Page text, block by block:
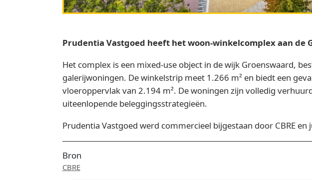
Prudentia Vastgoed heeft het woon-winkelcomplex aan de
Het complex is een mixed-use object in de wijk Groenswaard,
galerijwoningen. De winkelstrip meet 1.266 m² en biedt een
vloeroppervlak van 2.194 m². De woningen zijn volledig
uiteenlopende beleggingsstrategieën.
Prudentia Vastgoed werd commercieel bijgestaan door CBRE
Bron
CBRE